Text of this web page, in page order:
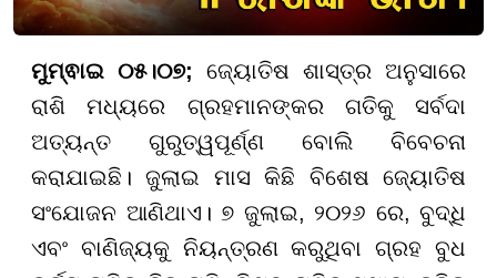
ମୁମ୍ଵାଇ ୦୫।୦୭; ଜ୍ୟୋତିଷ ଶାସ୍ତ୍ର ଅନୁସାରେ
ରାଶି ମଧ୍ୟରେ ଗ୍ରହମାନଙ୍କର ଗତିକୁ ସର୍ବଦା
ଅତ୍ୟନ୍ତ ଗୁରୁତ୍ୱପୂର୍ଣ୍ଣ ବୋଲି ବିବେଚନା
କରାଯାଇଛି। ଜୁଲାଇ ମାସ କିଛି ବିଶେଷ ଜ୍ୟୋତିଷ
ସଂଯୋଜନ ଆଣିଥାଏ। ୭ ଜୁଲାଇ, ୨୦୨୬ ରେ, ବୁଦ୍ଧି
ଏବଂ ବାଣିଜ୍ୟକୁ ନିୟନ୍ତ୍ରଣ କରୁଥିବା ଗ୍ରହ ବୁଧ